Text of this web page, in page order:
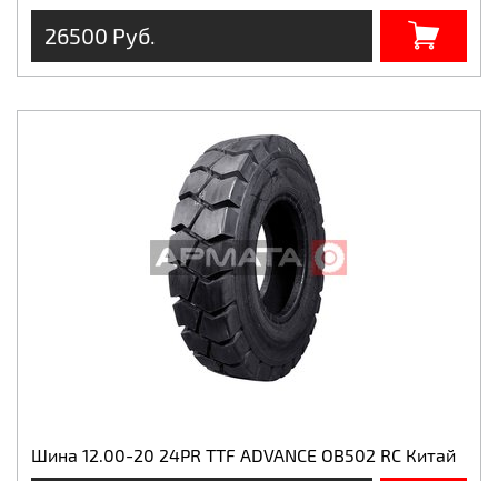
26500 Руб.
Шина 12.00-20 24PR TTF ADVANCE OB502 RC Китай